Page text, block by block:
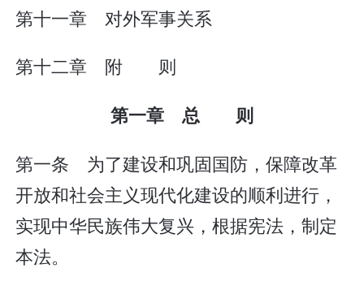
第十一章 对外军事关系
第十二章 附 则
第一章 总 则
第一条 为了建设和巩固国防，保障改革
开放和社会主义现代化建设的顺利进行，
实现中华民族伟大复兴，根据宪法，制定
本法。